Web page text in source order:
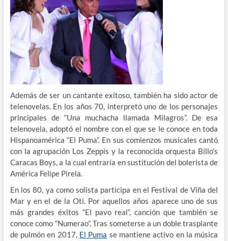
Además de ser un cantante exitoso, también ha sido actor de
telenovelas. En los años 70, interpretó uno de los personajes
principales de “Una muchacha llamada Milagros”. De esa
telenovela, adoptó el nombre con el que se le conoce en toda
Hispanoamérica “El Puma”. En sus comienzos musicales cantó
con la agrupación Los Zeppis y la reconocida orquesta Billo’s
Caracas Boys, a la cual entraría en sustitución del bolerista de
América Felipe Pirela.
En los 80, ya como solista participa en el Festival de Viña del
Mar y en el de la Oti. Por aquellos años aparece uno de sus
más grandes éxitos “El pavo real”, canción que también se
conoce como “Numerao”. Tras someterse a un doble trasplante
de pulmón en 2017, El Puma se mantiene activo en la música